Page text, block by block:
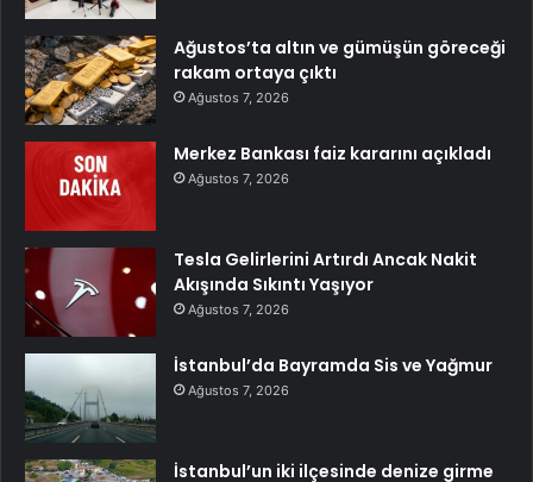
Ağustos’ta altın ve gümüşün göreceği
rakam ortaya çıktı
Ağustos 7, 2026
Merkez Bankası faiz kararını açıkladı
Ağustos 7, 2026
Tesla Gelirlerini Artırdı Ancak Nakit
Akışında Sıkıntı Yaşıyor
Ağustos 7, 2026
İstanbul’da Bayramda Sis ve Yağmur
Ağustos 7, 2026
İstanbul’un iki ilçesinde denize girme